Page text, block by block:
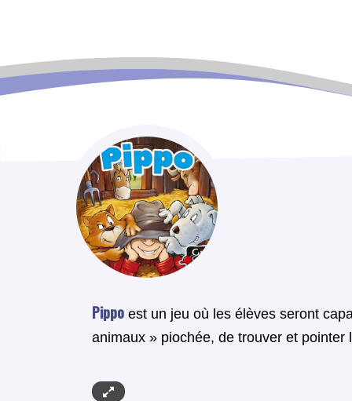
Pippo est un jeu où les élèves seront
animaux » piochée, de trouver et pointer